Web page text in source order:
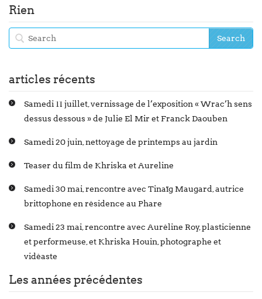
Rien
articles récents
Samedi 11 juillet, vernissage de l’exposition « Wrac’h sens
dessus dessous » de Julie El Mir et Franck Daouben
Samedi 20 juin, nettoyage de printemps au jardin
Teaser du film de Khriska et Aureline
Samedi 30 mai, rencontre avec Tinaïg Maugard, autrice
brittophone en résidence au Phare
Samedi 23 mai, rencontre avec Auréline Roy, plasticienne
et performeuse, et Khriska Houin, photographe et
vidéaste
Les années précédentes